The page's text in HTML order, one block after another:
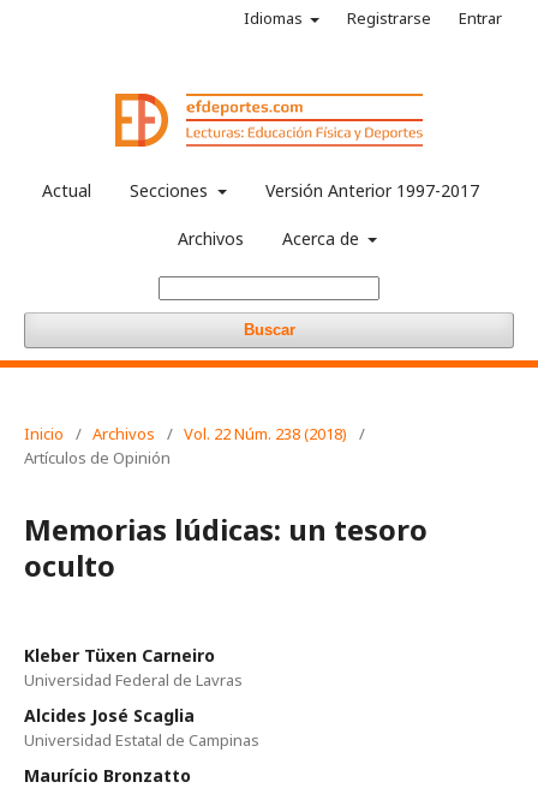
Actual Secciones Versión Anterior 1997-2017
Archivos Acerca de
Buscar
Idiomas Registrarse Entrar
Inicio / Archivos / Vol. 22 Núm. 238 (2018)
/
Artículos de Opinión
Memorias lúdicas: un tesoro
oculto
Kleber Tüxen Carneiro
Universidad Federal de Lavras
Alcides José Scaglia
Universidad Estatal de Campinas
Maurício Bronzatto